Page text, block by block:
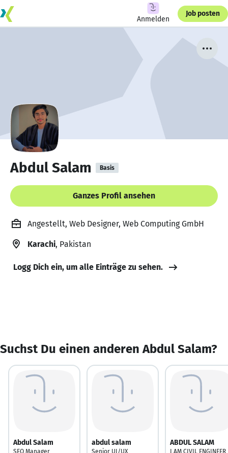
Anmelden
Job posten
Abdul Salam Basis
Ganzes Profil ansehen
Angestellt, Web Designer, Web Computing GmbH
Karachi, Pakistan
Logg Dich ein, um alle Einträge zu sehen.
Suchst Du einen anderen Abdul Salam?
Abdul Salam
SEO Manager
abdul salam
Senior UI/UX
ABDUL SALAM
I AM CIVIL ENGINEER